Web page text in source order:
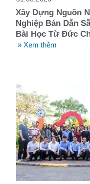
Xây Dựng Nguồn
Nghiệp Bán Dẫn
Bài Học Từ Đức
» Xem thêm